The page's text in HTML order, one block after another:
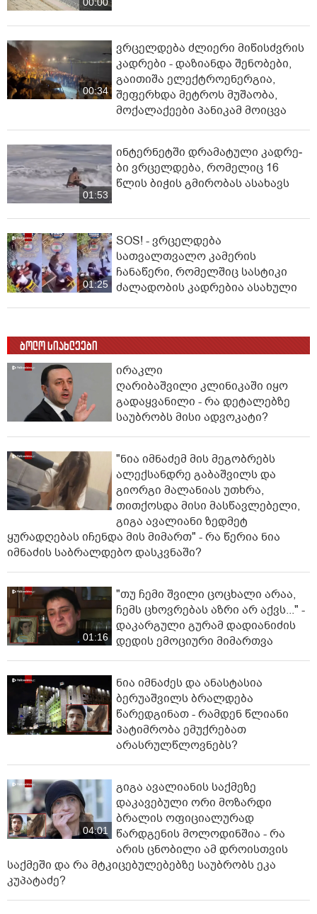
00:34
ვრცელდება ძლიერი მიწისძვრის
კადრები - დაზიანდა შენობები,
გაითიშა ელექტროენერგია,
შეფერხდა მეტროს მუშაობა,
მოქალაქეები პანიკამ მოიცვა
01:53
ინ­ტერ­ნეტ­ში დრა­მა­ტუ­ლი კად­რე­
ბი ვრცელდება, რომელიც 16
წლის ბიჭის გმირობას ასახავს
01:25
SOS! - ვრცელდება
სათვალთვალო კამერის
ჩანაწერი, რომელშიც სასტიკი
ძალადობის კადრებია ასახული
ბოლო სიახლეები
ირაკლი
ღარიბაშვილი კლინიკაში იყო
გადაყვანილი - რა დეტალებზე
საუბრობს მისი ადვოკატი?
"ნია იმნაძემ მის მეგობრებს
ალექსანდრე გაბაშვილს და
გიორგი მალანიას უთხრა,
თითქოსდა მისი მასწავლებელი,
გიგა ავალიანი ზედმეტ
ყურადღებას იჩენდა მის მიმართ" - რა წერია ნია
იმნაძის საბრალდებო დასკვნაში?
01:16
"თუ ჩემი შვილი ცოცხალი არაა,
ჩემს ცხოვრებას აზრი არ აქვს..." -
დაკარგული გურამ დადიანიძის
დედის ემოციური მიმართვა
ნია იმნაძეს და ანასტასია
ბერუაშვილს ბრალდება
წარედგინათ - რამდენ წლიანი
პატიმრობა ემუქრებათ
არასრულწლოვნებს?
04:01
გიგა ავალიანის საქმეზე
დაკავებული ორი მოზარდი
ბრალის ოფიციალურად
წარდგენის მოლოდინშია - რა
არის ცნობილი ამ დროისთვის
საქმეში და რა მტკიცებულებებზე საუბრობს ეკა
კუპატაძე?